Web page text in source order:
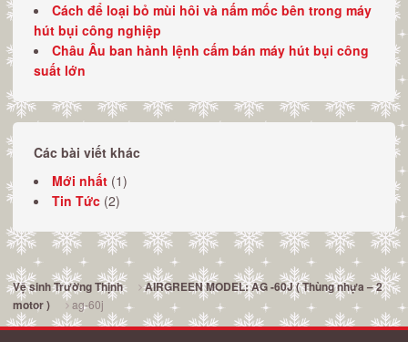
Cách để loại bỏ mùi hôi và nấm mốc bên trong máy
hút bụi công nghiệp
Châu Âu ban hành lệnh cấm bán máy hút bụi công
suất lớn
Các bài viết khác
Mới nhất(1)
Tin Tức(2)
Vệ sinh Trường Thịnh
AIRGREEN MODEL: AG -60J ( Thùng nhựa – 2
motor )
ag-60j